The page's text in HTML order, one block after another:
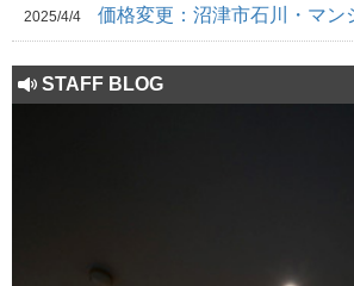
2025/4/4 価格変更：沼津市石川・マ
STAFF BLOG